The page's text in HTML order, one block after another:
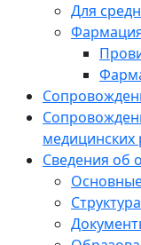
Для
медицинских
Сведения об